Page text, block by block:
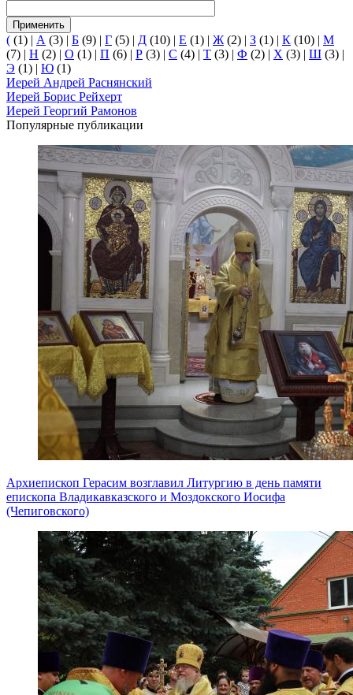
Применить
( (1) | А (3) | Б (9) | Г (5) | Д (10) | Е (1) | Ж (2) | З (1) | К (10) | М
(7) | Н (2) | О (1) | П (6) | Р (3) | С (4) | Т (3) | Ф (2) | Х (3) | Ш (3) |
Э (1) | Ю (1)
Иерей Андрей Раснянский
Иерей Борис Рейхерт
Иерей Георгий Рамонов
Популярные публикации
Архиепископ Герасим возглавил Литургию в день памяти
епископа Владикавказского и Моздокского Иосифа
(Чепиговского)